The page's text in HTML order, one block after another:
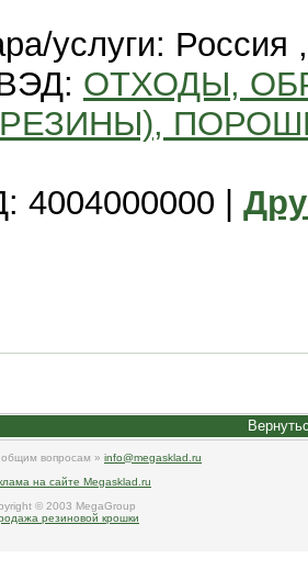
услуги: Россия
ОТХОДЫ,
4004000000 |
вопросам » info@megasklad.ru
на сайте Megasklad.ru
© 2003 MegaGroup
резиновой крошки